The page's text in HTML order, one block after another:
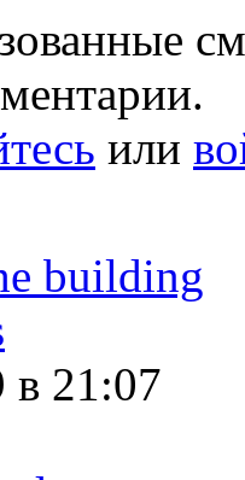
или
building
в 21:07